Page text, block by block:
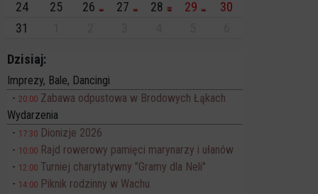
24
25 26 27 28 29
30
31
Dzisiaj:
Imprezy, Bale, Dancingi
20:00 Zabawa odpustowa w Brodowych Łąkach
Wydarzenia
17:30 Dionizje 2026
10:00 Rajd rowerowy pamięci marynarzy i ułanów
12:00 Turniej charytatywny "Gramy dla Neli"
14:00 Piknik rodzinny w Wachu